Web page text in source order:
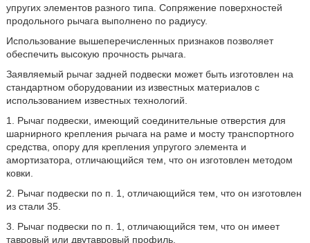
упругих элементов разного типа. Сопряжение поверхностей
продольного рычага выполнено по радиусу.
Использование вышеперечисленных признаков позволяет
обеспечить высокую прочность рычага.
Заявляемый рычаг задней подвески может быть изготовлен на
стандартном оборудовании из известных материалов с
использованием известных технологий.
1. Рычаг подвески, имеющий соединительные отверстия для
шарнирного крепления рычага на раме и мосту транспортного
средства, опору для крепления упругого элемента и
амортизатора, отличающийся тем, что он изготовлен методом
ковки.
2. Рычаг подвески по п. 1, отличающийся тем, что он изготовлен
из стали 35.
3. Рычаг подвески по п. 1, отличающийся тем, что он имеет
тавровый или двутавровый профиль.